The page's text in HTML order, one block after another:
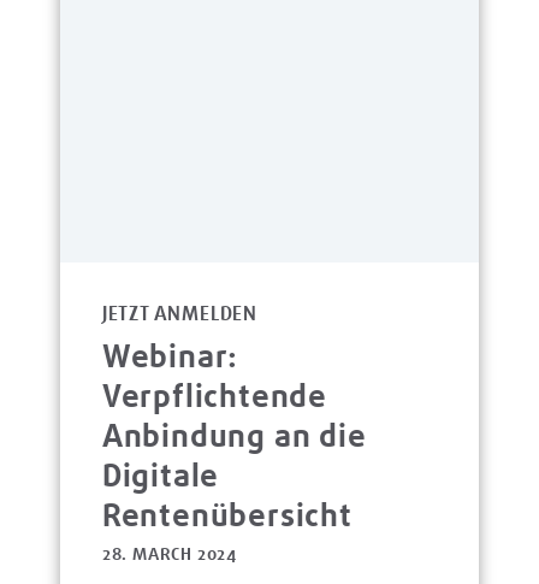
JETZT ANMELDEN
Webinar:
Verpflichtende
Anbindung an die
Digitale
Rentenübersicht
28. MARCH 2024